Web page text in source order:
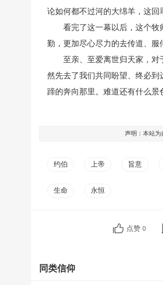
论如何都不过河的大绵羊，这
看完了这一幕以后，这个
勤，更加尽心尽力的去传道、服
至亲、至爱离世归天家，
然先去了我们共同盼望、终必
蹄的奔向那里。难道还有什么
声明：本站为
约伯 上帝 旨意
生命 永恒
点赞 0
同类信仰